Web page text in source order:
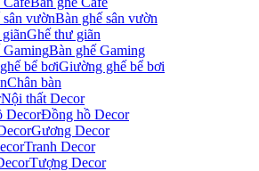
Bàn ghế sân vườn
Ghế thư giãn
Bàn ghế Gaming
Giường ghế bể bơi
Chân bàn
Nội thất Decor
Đồng hồ Decor
Gương Decor
Tranh Decor
Tượng Decor